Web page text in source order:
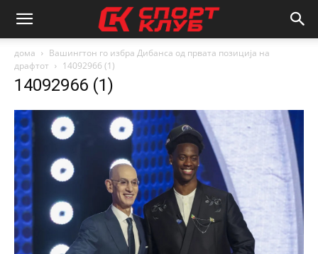
дома
Вашингтон го избра Дибанса од првата позиција на
драфтот
14092966 (1)
14092966 (1)